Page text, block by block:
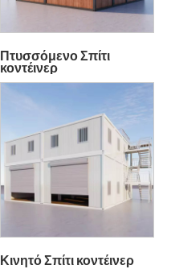
Πτυσσόμενο Σπίτι
κοντέινερ
Κινητό Σπίτι κοντέινερ